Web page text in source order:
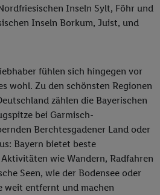
Inseln Sylt, Föhr und
Inseln Borkum, Juist, und
fühlen sich hingegen vor
wohl. Zu den schönsten Regionen
zählen die Bayerischen
bei Garmisch-
Berchtesgadener Land oder
Bayern bietet beste
wie Wandern, Radfahren
Seen, wie der Bodensee oder
weit entfernt und machen